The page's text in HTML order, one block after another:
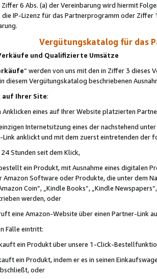
Ziffer 6 Abs. (a) der Vereinbarung wird hiermit
IP-Lizenz für das Partnerprogramm oder
Vergütungskatalog für das
und Qualifizierte Umsätze
“ werden von uns mit den in Ziffer 3
diesem Vergütungskatalog beschriebenen
auf Ihrer Site:
eines auf Ihrer Website platzierten
Internetsitzung eines der nachstehend
Link anklickt und mit dem zuerst eintretenden der
Stunden seit dem Klick,
ein Produkt, mit Ausnahme eines digitalen
Software oder Produkte, die unter dem
Coin“, „Kindle Books“, „Kindle
werden, oder
eine Amazon-Website über einen Partner-Link
Fälle eintritt:
ein Produkt über unsere 1-Click-
ein Produkt, indem er es in seinen
oder